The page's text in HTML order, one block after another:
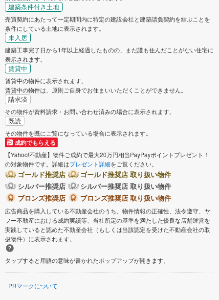
建築条件付き土地
売買契約にあたって一定期間内に特定の建設会社と建築請負契約を結ぶことを
条件にしている土地に表示されます。
未入居
建築工事完了日から1年以上経過したものの、まだ誰も住んだことがない住宅に
表示されます。
賃貸中
賃貸中の物件に表示されます。
賃貸中の物件は、原則ご自身でお住まいいただくことができません。
請求済
その物件が資料請求・お問い合わせ済みの場合に表示されます。
既読
その物件を既にご覧になっている場合に表示されます。
成約でもらえる
【Yahoo!不動産】物件ご成約で最大20万円相当PayPayポイントプレゼント！
の対象物件です。詳細はプレゼント詳細をご覧ください。
ゴールド推奨店
ゴールド推奨店 取り扱い物件
シルバー推奨店
シルバー推奨店 取り扱い物件
ブロンズ推奨店
ブロンズ推奨店 取り扱い物件
広告商品を購入している不動産会社のうち、物件情報の正確性、法令遵守、ヤ
フー不動産における成約実績等、当社所定の基準を満たした優良な店舗運営を
実践していると認めた不動産会社（もしくは当該認定を受けた不動産会社の取
扱物件）に表示されます。
タップすると用語の意味が書かれたポップアップが開きます。
PRマークについて